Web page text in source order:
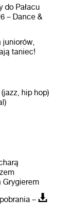
do Pałacu
– Dance &
taniec!
hip hop)
–